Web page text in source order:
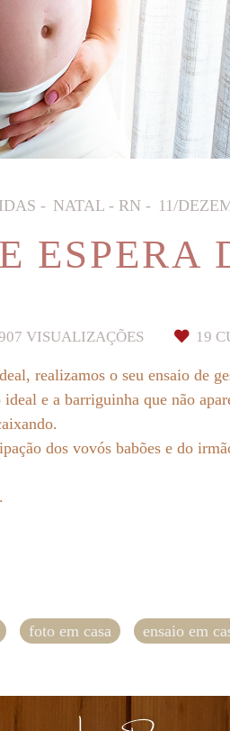
NATAL - RN 11/
ESPERA
VISUALIZAÇÕES 19
realizamos o seu ensaio de
e a barriguinha que não
dos vovós babões e do
foto em casa ensaio em